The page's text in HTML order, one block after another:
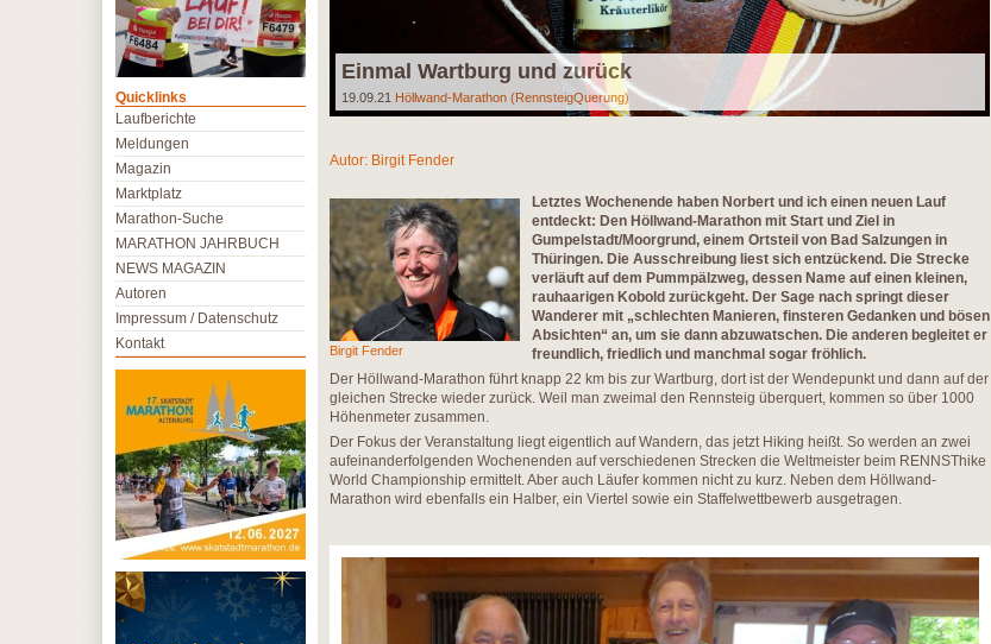
Einmal Wartburg und zurück
19.09.21 Höllwand-Marathon (RennsteigQuerung)
Autor: Birgit Fender
Birgit Fender
Letztes Wochenende haben Norbert und ich einen neuen Lauf
entdeckt: Den Höllwand-Marathon mit Start und Ziel in
Gumpelstadt/Moorgrund, einem Ortsteil von Bad Salzungen in
Thüringen. Die Ausschreibung liest sich entzückend. Die Strecke
verläuft auf dem Pummpälzweg, dessen Name auf einen kleinen,
rauhaarigen Kobold zurückgeht. Der Sage nach springt dieser
Wanderer mit „schlechten Manieren, finsteren Gedanken und bösen
Absichten“ an, um sie dann abzuwatschen. Die anderen begleitet er
freundlich, friedlich und manchmal sogar fröhlich.
Der Höllwand-Marathon führt knapp 22 km bis zur Wartburg, dort ist der Wendepunkt und dann auf der
gleichen Strecke wieder zurück. Weil man zweimal den Rennsteig überquert, kommen so über 1000
Höhenmeter zusammen.
Der Fokus der Veranstaltung liegt eigentlich auf Wandern, das jetzt Hiking heißt. So werden an zwei
aufeinanderfolgenden Wochenenden auf verschiedenen Strecken die Weltmeister beim RENNSThike
World Championship ermittelt. Aber auch Läufer kommen nicht zu kurz. Neben dem Höllwand-
Marathon wird ebenfalls ein Halber, ein Viertel sowie ein Staffelwettbewerb ausgetragen.
Quicklinks
Laufberichte
Meldungen
Magazin
Marktplatz
Marathon-Suche
MARATHON JAHRBUCH
NEWS MAGAZIN
Autoren
Impressum / Datenschutz
Kontakt